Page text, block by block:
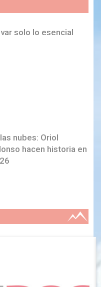
solo lo esencial
nubes: Oriol
hacen historia en